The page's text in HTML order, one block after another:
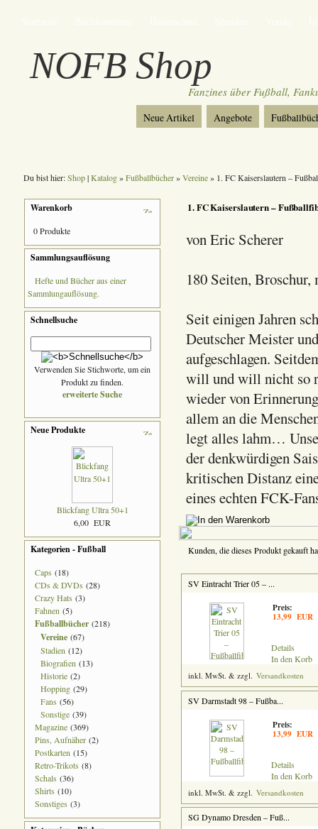
NOFB Shop
Fanzines über Fußball,
Neue Artikel Angebote
Du bist hier:Shop|Katalog»Fußballbücher»Vereine» 1. FC Kaiserslautern –
Warenkorb
0 Produkte
Sammlungsauflösung
Hefte und Bücher aus einer
Sammlungauflösung.
Schnellsuche
Verwenden Sie Stichworte, um ein
Produkt zu finden.
erweiterte Suche
Neue Produkte
Blickfang Ultra 50+1
6,00 EUR
Kategorien - Fußball
Caps (18)
CDs & DVDs (28)
Crazy Hats (3)
Fahnen (5)
Fußballbücher (218)
Vereine (67)
Stadien (12)
Biografien (13)
Historie (2)
Hopping (29)
Fans (56)
Sonstige (39)
Magazine (369)
Pins, Aufnäher (2)
Postkarten (15)
Retro-Trikots (8)
Schals (36)
Shirts (10)
Sonstiges (3)
1. FC Kaiserslautern –
von Eric Scherer
180 Seiten,
Seit einigen Jahren
Deutscher Meister
aufgeschlagen.
will und will nicht so
wieder von
allem an die
legt alles lahm…
der denkwürdigen
kritischen Distanz
eines echten FCK-
Kunden, die dieses Produkt gekauft
SV Eintracht Trier 05 – ...
Preis:
13,99 EUR
Details
In den Korb
inkl. MwSt. & zzgl. Versandkosten
SV Darmstadt 98 – Fußba...
Preis:
13,99 EUR
Details
In den Korb
inkl. MwSt. & zzgl. Versandkosten
SG Dynamo Dresden – Fuß...